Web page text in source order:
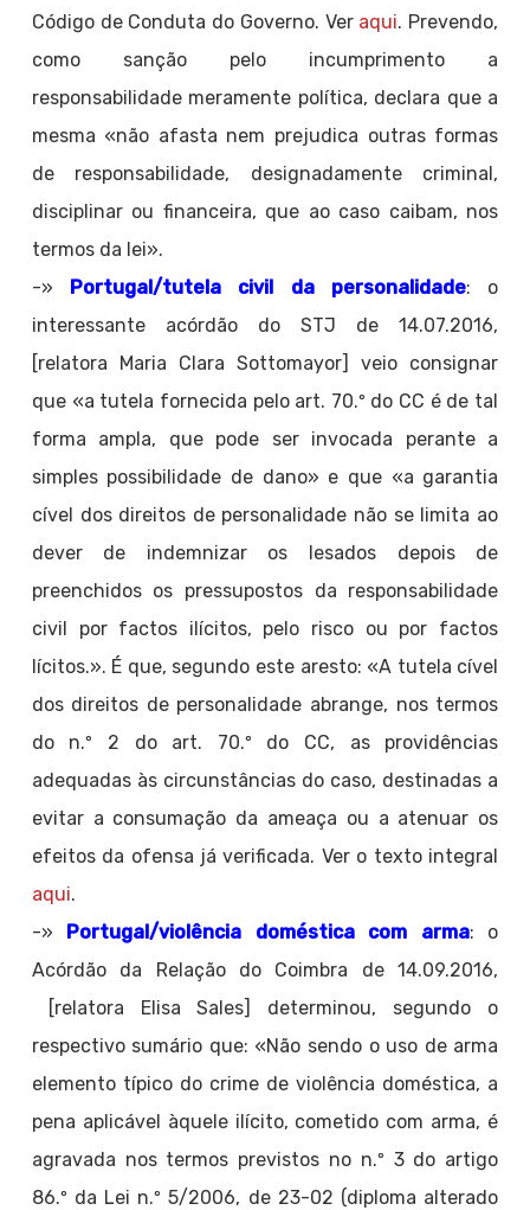
Código de Conduta do Governo. Ver aqui. Prevendo,
como sanção pelo incumprimento a
responsabilidade meramente política, declara que a
mesma «não afasta nem prejudica outras formas
de responsabilidade, designadamente criminal,
disciplinar ou financeira, que ao caso caibam, nos
termos da lei».
-» Portugal/tutela civil da personalidade: o
interessante acórdão do STJ de 14.07.2016,
[relatora Maria Clara Sottomayor] veio consignar
que «a tutela fornecida pelo art. 70.º do CC é de tal
forma ampla, que pode ser invocada perante a
simples possibilidade de dano» e que «a garantia
cível dos direitos de personalidade não se limita ao
dever de indemnizar os lesados depois de
preenchidos os pressupostos da responsabilidade
civil por factos ilícitos, pelo risco ou por factos
lícitos.». É que, segundo este aresto: «A tutela cível
dos direitos de personalidade abrange, nos termos
do n.º 2 do art. 70.º do CC, as providências
adequadas às circunstâncias do caso, destinadas a
evitar a consumação da ameaça ou a atenuar os
efeitos da ofensa já verificada. Ver o texto integral
aqui.
-» Portugal/violência doméstica com arma: o
Acórdão da Relação do Coimbra de 14.09.2016,
[relatora Elisa Sales] determinou, segundo o
respectivo sumário que: «Não sendo o uso de arma
elemento típico do crime de violência doméstica, a
pena aplicável àquele ilícito, cometido com arma, é
agravada nos termos previstos no n.º 3 do artigo
86.º da Lei n.º 5/2006, de 23-02 (diploma alterado